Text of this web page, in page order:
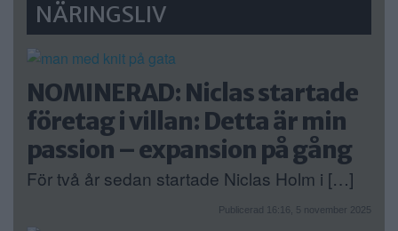
NÄRINGSLIV
NOMINERAD: Niclas startade
företag i villan: Detta är min
passion – expansion på gång
För två år sedan startade Niclas Holm i […]
Publicerad 16:16, 5 november 2025